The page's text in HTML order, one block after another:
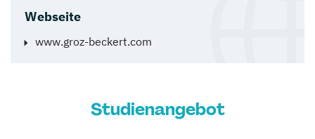
Webseite
www.groz-beckert.com
Studienangebot